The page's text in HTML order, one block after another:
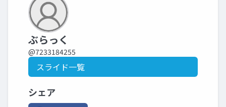
ぶらっく
@7233184255
スライド一覧
シェア